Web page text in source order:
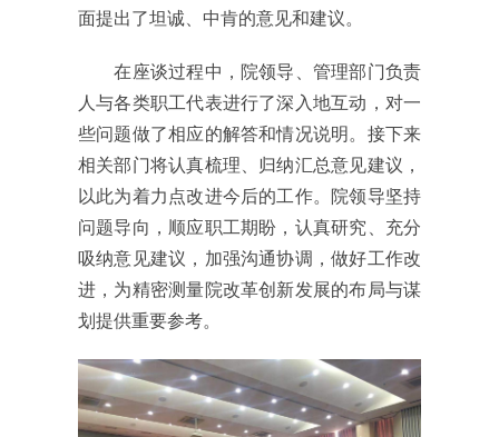
面提出了坦诚、中肯的意见和建议。
在座谈过程中，院领导、管理部门负责
人与各类职工代表进行了深入地互动，对一
些问题做了相应的解答和情况说明。接下来
相关部门将认真梳理、归纳汇总意见建议，
以此为着力点改进今后的工作。院领导坚持
问题导向，顺应职工期盼，认真研究、充分
吸纳意见建议，加强沟通协调，做好工作改
进，为精密测量院改革创新发展的布局与谋
划提供重要参考。